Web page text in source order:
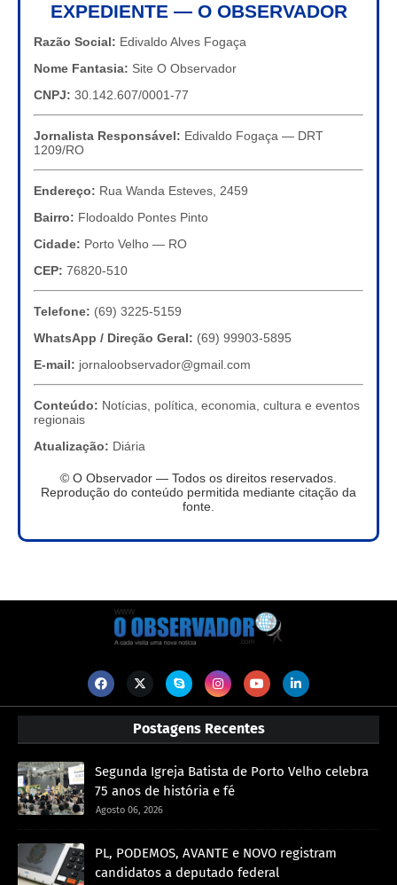
EXPEDIENTE — O OBSERVADOR
Razão Social: Edivaldo Alves Fogaça
Nome Fantasia: Site O Observador
CNPJ: 30.142.607/0001-77
Jornalista Responsável: Edivaldo Fogaça — DRT
1209/RO
Endereço: Rua Wanda Esteves, 2459
Bairro: Flodoaldo Pontes Pinto
Cidade: Porto Velho — RO
CEP: 76820-510
Telefone: (69) 3225-5159
WhatsApp / Direção Geral: (69) 99903-5895
E-mail: jornaloobservador@gmail.com
Conteúdo: Notícias, política, economia, cultura e eventos
regionais
Atualização: Diária
© O Observador — Todos os direitos reservados.
Reprodução do conteúdo permitida mediante citação da
fonte.
Postagens Recentes
Segunda Igreja Batista de Porto Velho celebra
75 anos de história e fé
Agosto 06, 2026
PL, PODEMOS, AVANTE e NOVO registram
candidatos a deputado federal